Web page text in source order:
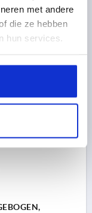
met andere
die ze hebben
hun services.